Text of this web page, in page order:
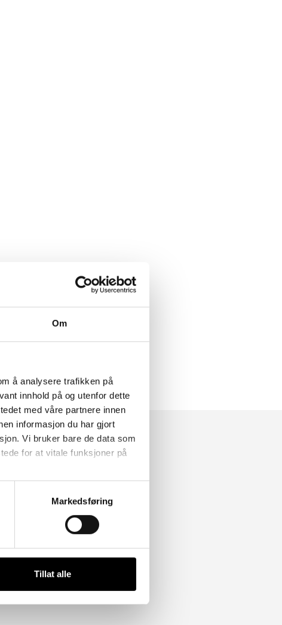
Om
å analysere trafikken på
innhold på og utenfor dette
med våre partnere innen
informasjon du har gjort
Vi bruker bare de data som
for at vitale funksjoner på
Markedsføring
Tillat alle